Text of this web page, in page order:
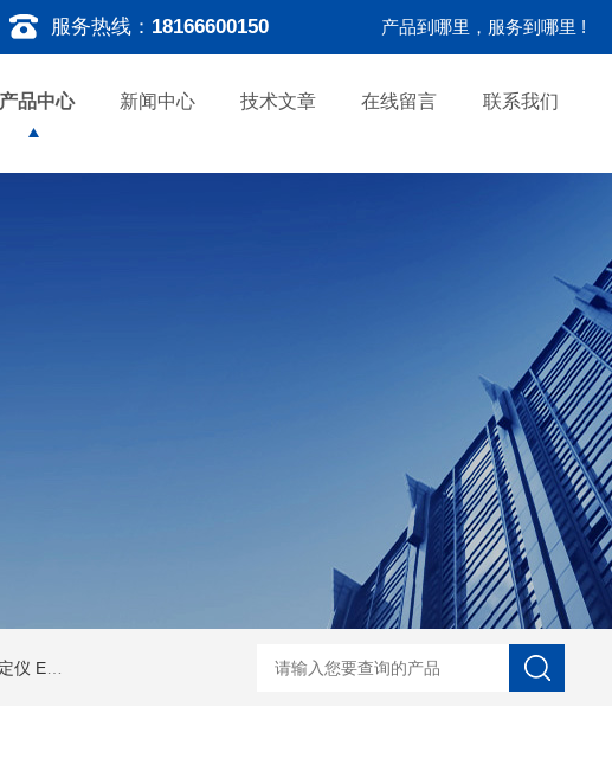
服务热线： 18166600150 产品到哪里，服务到哪里 !
产品中心 新闻中心 技术文章 在线留言 联系我们
仪 ERUN-SZ-CL620水质氯离子在线检测仪 ERUN-ST9-B8水质酚酞碱度测定仪